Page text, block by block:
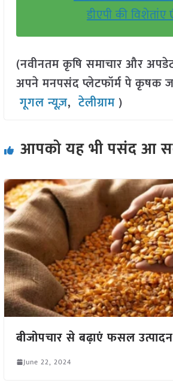
डीएपी की
(नवीनतम कृषि समाचार और
अपने मनपसंद प्लेटफॉर्म पे कृषक
गूगल न्यूज़,टेलीग्राम )
आपको यह भी पसंद आ
बीजोपचार से बढ़ाएं फसल
June 22, 2024